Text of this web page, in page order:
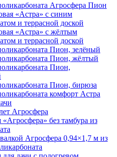
Агросфера Пион
«Астра» с синим
и террасной доской
«Астра» с жёлтым
и террасной доской
Пион, зелёный
Пион, жёлтый
Пион,
Пион, бирюза
комфорт Астра
Агросфера
без тамбура из
Агросфера 0,94×1,7 м из